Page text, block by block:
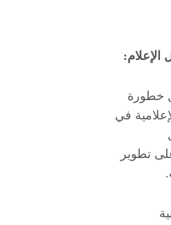
الإعلام:
خطورة
في
تطوير